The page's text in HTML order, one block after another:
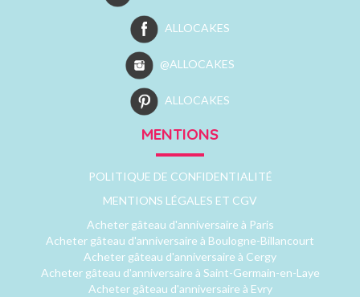
ALLOCAKES
@ALLOCAKES
ALLOCAKES
MENTIONS
POLITIQUE DE CONFIDENTIALITÉ
MENTIONS LÉGALES ET CGV
Acheter gâteau d'anniversaire à Paris
Acheter gâteau d'anniversaire à Boulogne-Billancourt
Acheter gâteau d'anniversaire à Cergy
Acheter gâteau d'anniversaire à Saint-Germain-en-Laye
Acheter gâteau d'anniversaire à Evry